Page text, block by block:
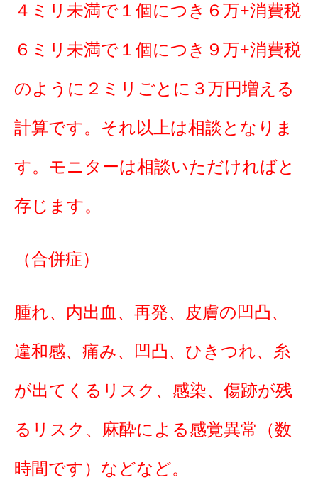
４ミリ未満で１個につき６万+消費税
６ミリ未満で１個につき９万+消費税
のように２ミリごとに３万円増える
計算です。それ以上は相談となりま
す。モニターは相談いただければと
存じます。
（合併症）
腫れ、内出血、再発、皮膚の凹凸、
違和感、痛み、凹凸、ひきつれ、糸
が出てくるリスク、感染、傷跡が残
るリスク、麻酔による感覚異常（数
時間です）などなど。